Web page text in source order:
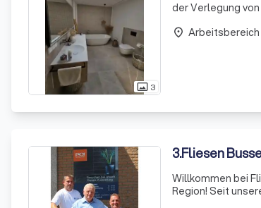
photo_size_select_actual 3
der Verlegung
Geschick
place
3.Fliesen
Willkommen bei
Region! Seit